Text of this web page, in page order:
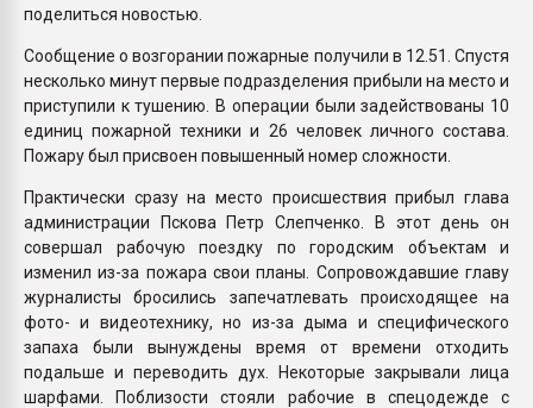
поделиться новостью.
Сообщение о возгорании пожарные получили в 12.51. Спустя
несколько минут первые подразделения прибыли на место и
приступили к тушению. В операции были задействованы 10
единиц пожарной техники и 26 человек личного состава.
Пожару был присвоен повышенный номер сложности.
Практически сразу на место происшествия прибыл глава
администрации Пскова Петр Слепченко. В этот день он
совершал рабочую поездку по городским объектам и
изменил из-за пожара свои планы. Сопровождавшие главу
журналисты бросились запечатлевать происходящее на
фото- и видеотехнику, но из-за дыма и специфического
запаха были вынуждены время от времени отходить
подальше и переводить дух. Некоторые закрывали лица
шарфами. Поблизости стояли рабочие в спецодежде с